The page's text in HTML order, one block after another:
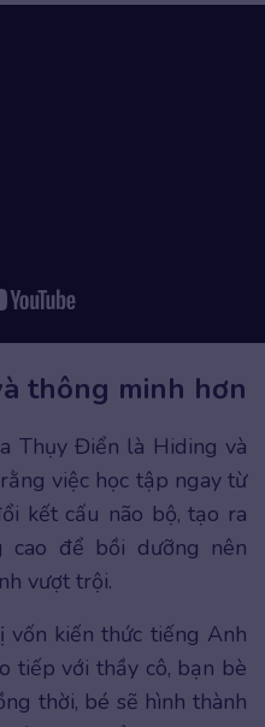
thông minh hơn
Thụy Điển là Hiding và
việc học tập ngay từ
kết cấu não bộ, tạo ra
cao để bồi dưỡng nên
vượt trội.
kiến thức tiếng Anh
tiếp với thầy cô, bạn bè
thời, bé sẽ hình thành